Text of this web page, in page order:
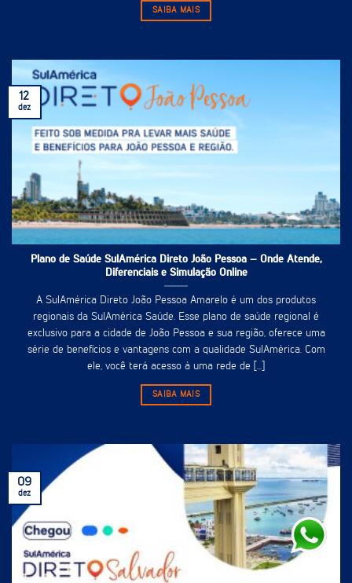
SAIBA MAIS
Plano de Saúde SulAmérica Direto João Pessoa – Onde Atende,
Diferenciais e Simulação Online
A SulAmérica Direto João Pessoa Amarelo é um dos produtos
regionais da SulAmérica Saúde. Esse plano de saúde regional é
exclusivo para a cidade de João Pessoa e sua região, oferece uma
série de benefícios e vantagens com a qualidade SulAmérica. Com
ele, você terá acesso à uma rede de [...]
SAIBA MAIS
12
dez
09
dez